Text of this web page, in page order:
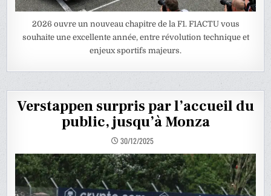
2026 ouvre un nouveau chapitre de la F1. F1ACTU vous
souhaite une excellente année, entre révolution technique et
enjeux sportifs majeurs.
Verstappen surpris par l’accueil du
public, jusqu’à Monza
30/12/2025